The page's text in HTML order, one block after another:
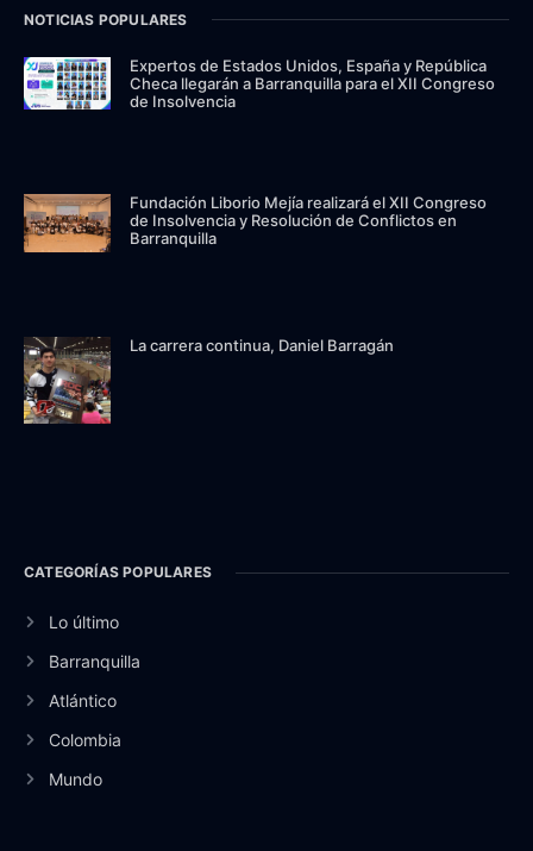
NOTICIAS POPULARES
Expertos de Estados Unidos, España y República
Checa llegarán a Barranquilla para el XII Congreso
de Insolvencia
Fundación Liborio Mejía realizará el XII Congreso
de Insolvencia y Resolución de Conflictos en
Barranquilla
La carrera continua, Daniel Barragán
CATEGORÍAS POPULARES
Lo último
Barranquilla
Atlántico
Colombia
Mundo